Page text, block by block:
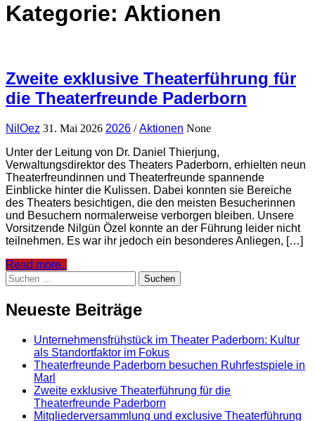
Kategorie: Aktionen
Zweite exklusive Theaterführung für
die Theaterfreunde Paderborn
NilOez 31. Mai 2026 2026 /Aktionen None
Unter der Leitung von Dr. Daniel Thierjung,
Verwaltungsdirektor des Theaters Paderborn, erhielten neun
Theaterfreundinnen und Theaterfreunde spannende
Einblicke hinter die Kulissen. Dabei konnten sie Bereiche
des Theaters besichtigen, die den meisten Besucherinnen
und Besuchern normalerweise verborgen bleiben. Unsere
Vorsitzende Nilgün Özel konnte an der Führung leider nicht
teilnehmen. Es war ihr jedoch ein besonderes Anliegen, […]
Read more..
Suchen
nach:
Neueste Beiträge
Unternehmensfrühstück im Theater Paderborn: Kultur
als Standortfaktor im Fokus
Theaterfreunde Paderborn besuchen Ruhrfestspiele in
Marl
Zweite exklusive Theaterführung für die
Theaterfreunde Paderborn
Mitgliederversammlung und exclusive Theaterführung